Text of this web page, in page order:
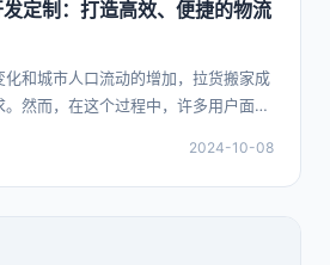
定制：打造高效、便捷的物流
化和城市人口流动的增加，拉货搬家成
然而，在这个过程中，许多用户面临
2024-10-08